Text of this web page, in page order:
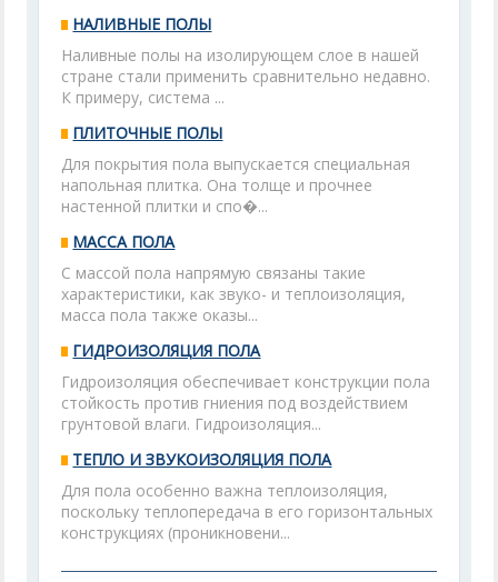
НАЛИВНЫЕ ПОЛЫ
Наливные полы на изолирующем слое в нашей
стране стали применить сравнительно недавно.
К примеру, система ...
ПЛИТОЧНЫЕ ПОЛЫ
Для покрытия пола выпускается специальная
напольная плитка. Она толще и прочнее
настенной плитки и спо�...
МАССА ПОЛА
С массой пола напрямую связаны такие
характеристики, как звуко- и теплоизоляция,
масса пола также оказы...
ГИДРОИЗОЛЯЦИЯ ПОЛА
Гидроизоляция обеспечивает конструкции пола
стойкость против гниения под воздействием
грунтовой влаги. Гидроизоляция...
ТЕПЛО И ЗВУКОИЗОЛЯЦИЯ ПОЛА
Для пола особенно важна теплоизоляция,
поскольку теплопередача в его горизонтальных
конструкциях (проникновени...